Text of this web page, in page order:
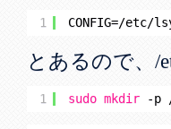
1 CONFIG=/etc/
とあるので、/
1 sudo mkdir -p